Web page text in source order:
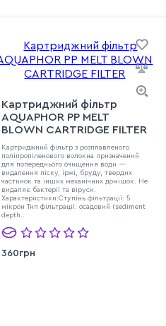
Картриджний фільтр
AQUAPHOR PP MELT
BLOWN CARTRIDGE FILTER
Картриджний фільтр з розплавленого
поліпропіленового волокна призначений
для попереднього очищення води —
видалення піску, іржі, бруду, твердих
частинок та інших механічних домішок. Не
видаляє бактерії та віруси.
Характеристики:Ступінь фільтрації: 5
мікрон Тип фільтрації: осадовий (sediment
depth..
360грн